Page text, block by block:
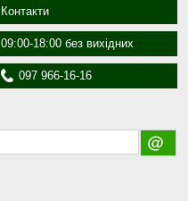
Контакти
09:00-18:00 без вихідних
097 966-16-16